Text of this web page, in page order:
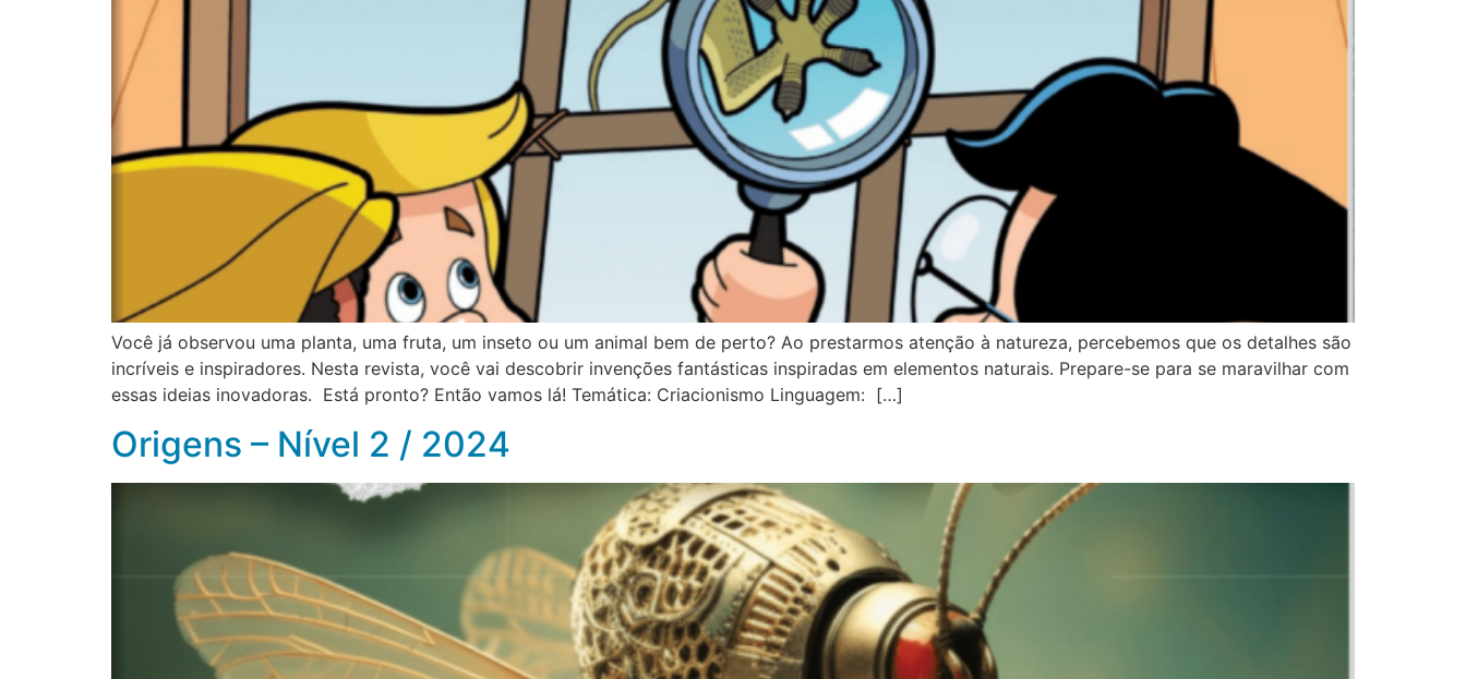
Você já observou uma planta, uma fruta, um inseto ou um animal bem de perto? Ao prestarmos atenção à natureza, percebemos que os detalhes são
incríveis e inspiradores. Nesta revista, você vai descobrir invenções fantásticas inspiradas em elementos naturais. Prepare-se para se maravilhar com
essas ideias inovadoras. Está pronto? Então vamos lá! Temática: Criacionismo Linguagem: […]
Origens – Nível 2 / 2024